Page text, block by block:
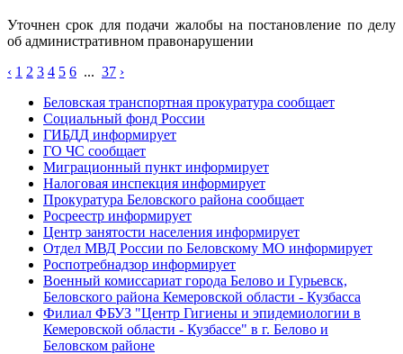
Уточнен срок для подачи жалобы на постановление по делу
об административном правонарушении
‹ 1 2 3 4 5 6 ... 37 ›
Беловская транспортная прокуратура сообщает
Социальный фонд России
ГИБДД информирует
ГО ЧС сообщает
Миграционный пункт информирует
Налоговая инспекция информирует
Прокуратура Беловского района сообщает
Росреестр информирует
Центр занятости населения информирует
Отдел МВД России по Беловскому МО информирует
Роспотребнадзор информирует
Военный комиссариат города Белово и Гурьевск,
Беловского района Кемеровской области - Кузбасса
Филиал ФБУЗ "Центр Гигиены и эпидемиологии в
Кемеровской области - Кузбассе" в г. Белово и
Беловском районе